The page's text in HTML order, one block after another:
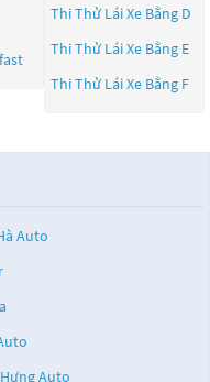
Thi Thử Lái Xe Bằng D
Thi Thử Lái Xe Bằng E
Thi Thử Lái Xe Bằng F
Auto
Auto